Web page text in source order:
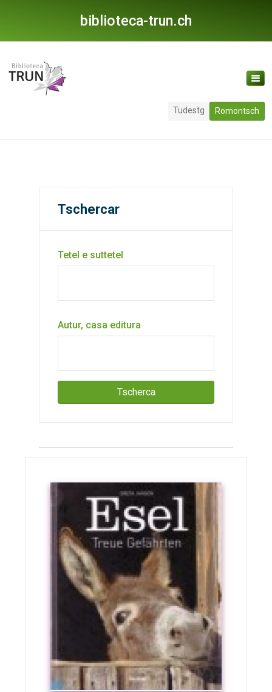
biblioteca-trun.ch
Tudestg Romontsch
Tschercar
Tetel e suttetel
Autur, casa editura
Tscherca